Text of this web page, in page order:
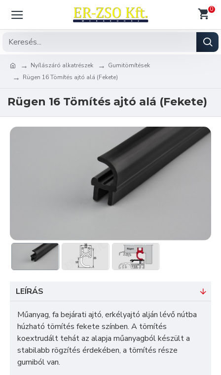
0
Nyílászáró alkatrészek
Gumitömítések
Rügen 16 Tömítés ajtó alá (Fekete)
Rügen 16 Tömítés ajtó alá (Fekete)
LEÍRÁS
Műanyag, fa bejárati ajtó, erkélyajtó alján lévő nútba
húzható tömítés fekete színben. A tömítés
koextrudált tehát az alapja műanyagból készült a
stabilabb rögzítés érdekében, a tömítés része
gumiból van.